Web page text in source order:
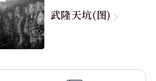
武隆天坑(图)